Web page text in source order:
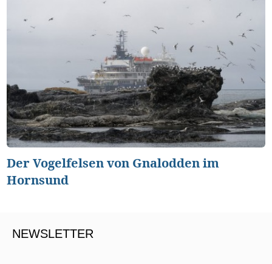
Der Vogelfelsen von Gnalodden im
Hornsund
NEWSLETTER